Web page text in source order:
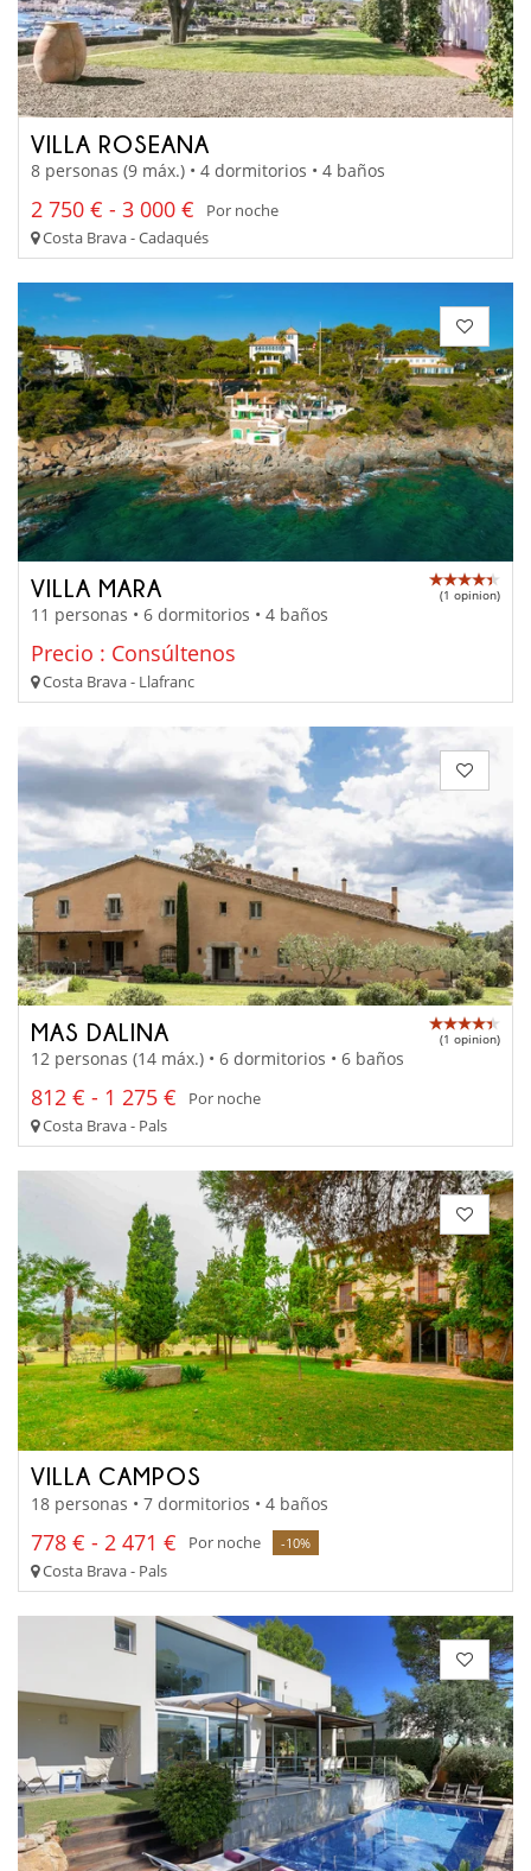
VILLA ROSEANA
8 personas (9 máx.) • 4 dormitorios • 4 baños
2 750 € - 3 000 €
Por noche
Costa Brava - Cadaqués
VILLA MARA (1 opinion)
11 personas • 6 dormitorios • 4 baños
Precio : Consúltenos
Costa Brava - Llafranc
MAS DALINA (1 opinion)
12 personas (14 máx.) • 6 dormitorios • 6 baños
812 € - 1 275 €
Por noche
Costa Brava - Pals
VILLA CAMPOS
18 personas • 7 dormitorios • 4 baños
778 € - 2 471 € Por noche -10%
Costa Brava - Pals